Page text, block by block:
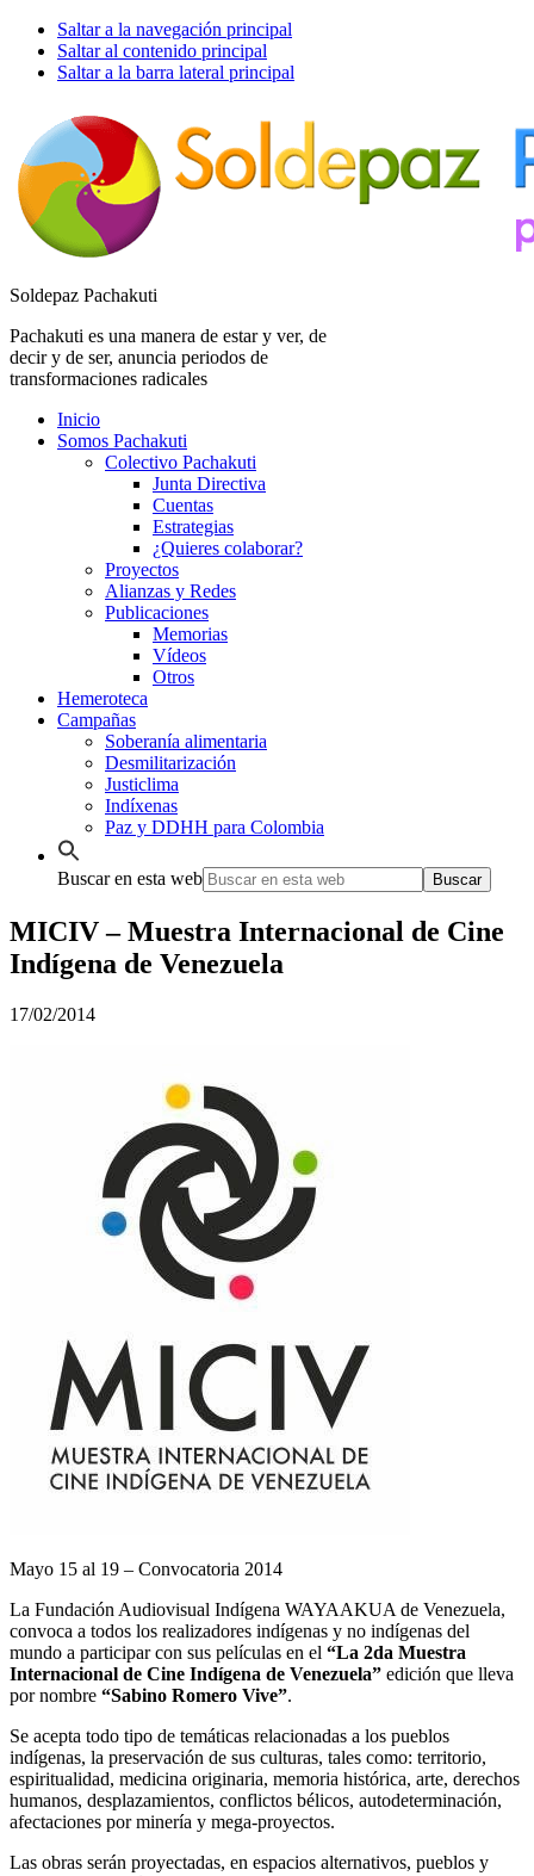
Saltar a la navegación principal
Saltar al contenido principal
Saltar a la barra lateral principal
Soldepaz Pachakuti
Pachakuti es una manera de estar y ver, de
decir y de ser, anuncia periodos de
transformaciones radicales
Inicio
Somos Pachakuti
Colectivo Pachakuti
Junta Directiva
Cuentas
Estrategias
¿Quieres colaborar?
Proyectos
Alianzas y Redes
Publicaciones
Memorias
Vídeos
Otros
Hemeroteca
Campañas
Soberanía alimentaria
Desmilitarización
Justiclima
Indíxenas
Paz y DDHH para Colombia
Buscar en esta web
MICIV – Muestra Internacional de Cine
Indígena de Venezuela
17/02/2014
Mayo 15 al 19 – Convocatoria 2014
La Fundación Audiovisual Indígena WAYAAKUA de Venezuela,
convoca a todos los realizadores indígenas y no indígenas del
mundo a participar con sus películas en el “La 2da Muestra
Internacional de Cine Indígena de Venezuela” edición que lleva
por nombre “Sabino Romero Vive”.
Se acepta todo tipo de temáticas relacionadas a los pueblos
indígenas, la preservación de sus culturas, tales como: territorio,
espiritualidad, medicina originaria, memoria histórica, arte, derechos
humanos, desplazamientos, conflictos bélicos, autodeterminación,
afectaciones por minería y mega-proyectos.
Las obras serán proyectadas, en espacios alternativos, pueblos y